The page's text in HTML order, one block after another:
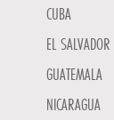
CUBA
EL SALVADOR
GUATEMALA
NICARAGUA